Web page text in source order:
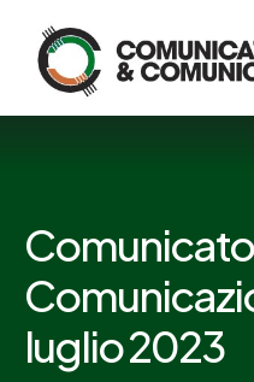
Logo
luglio 2023